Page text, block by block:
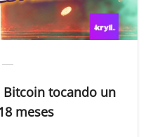
tocando un
meses